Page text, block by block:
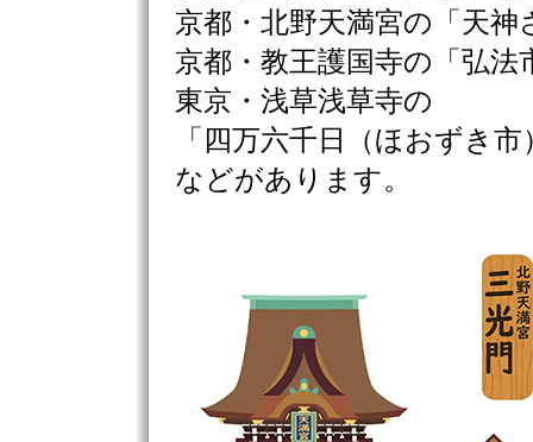
京都・北野天満宮の「天神
京都・教王護国寺の「弘法
東京・浅草浅草寺の
「四万六千日（ほおずき市
などがあります。